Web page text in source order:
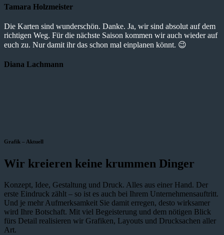
Tamara Holzmeister
Die Karten sind wunderschön. Danke. Ja, wir sind absolut auf dem
richtigen Weg. Für die nächste Saison kommen wir auch wieder auf
euch zu. Nur damit ihr das schon mal einplanen könnt. 😉
Diana Lachmann
Grafik – Aktuell
Wir kreieren keine krummen Dinger
Konzept, Idee, Gestaltung und Druck. Alles aus einer Hand. Der
erste Eindruck zählt – so ist es auch bei Ihrem Unternehmensauftritt.
Und je mehr Aufmerksamkeit Sie damit erregen, desto wirksamer
wird Ihre Botschaft. Mit viel Begeisterung und dem nötigen Blick
fürs Detail realisieren wir Grafiken, Layouts und Drucksachen aller
Art.